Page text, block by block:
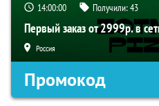
13:59:59 Получили:43
Первый заказ от 2999р. в
Россия
Промокод